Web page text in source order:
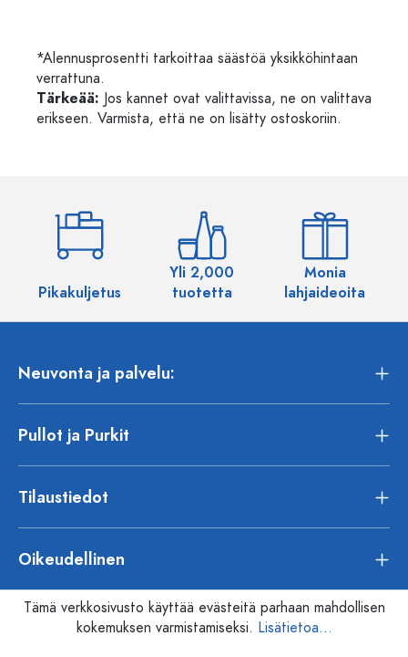
*Alennusprosentti tarkoittaa säästöä yksikköhintaan
verrattuna.
Tärkeää: Jos kannet ovat valittavissa, ne on valittava
erikseen. Varmista, että ne on lisätty ostoskoriin.
Pikakuljetus
Yli 2,000
tuotetta
Monia
lahjaideoita
Neuvonta ja palvelu:
Pullot ja Purkit
Tilaustiedot
Oikeudellinen
Tämä verkkosivusto käyttää evästeitä parhaan mahdollisen
kokemuksen varmistamiseksi. Lisätietoa...